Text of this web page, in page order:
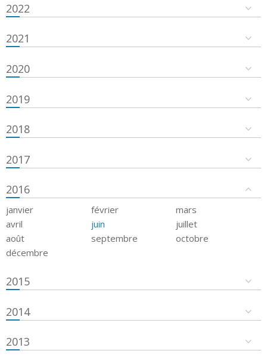
2022
2021
2020
2019
2018
2017
2016
janvier février
mars
avril
juin
juillet
août
septembre
octobre
décembre
2015
2014
2013